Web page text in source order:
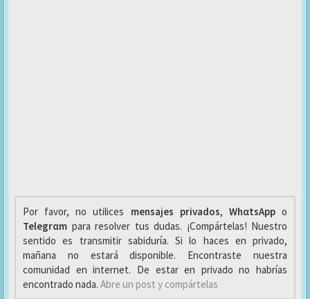
Por favor, no utilices mensajes privados, WhαtsAppo
Telegrαm para resolver tus dudas. ¡Compártelas! Nuestro
sentido es transmitir sabiduría. Si lo haces en privado,
mañana no estará disponible. Encontraste nuestra
comunidad en internet. De estar en privado no habrías
encontrado nada. Abre un post y compártelas